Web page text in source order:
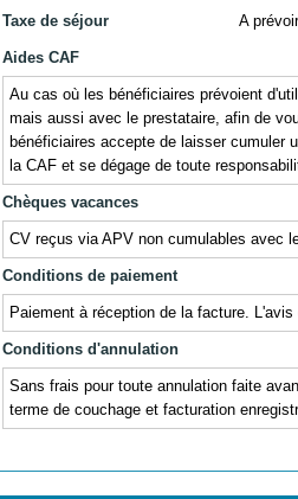
Taxe de séjour A
Aides CAF
Au cas où les bénéficiaires prévoient
mais aussi avec le prestataire, afin de
bénéficiaires accepte de laisser cumuler
la CAF et se dégage de toute
Chèques vacances
CV reçus via APV non cumulables avec
Conditions de paiement
Paiement à réception de la facture.
Conditions d'annulation
Sans frais pour toute annulation faite
terme de couchage et facturation